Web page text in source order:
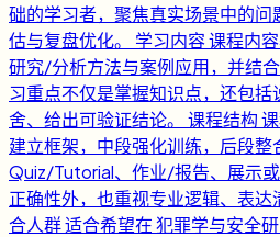
础的学习者，聚焦真实场景中的
估与复盘优化。 学习内容 课程内
研究/分析方法与案例应用，并结
习重点不仅是掌握知识点，还包
舍、给出可验证结论。 课程结构
建立框架，中段强化训练，后段整
Quiz/Tutorial、作业/报告、展示
正确性外，也重视专业逻辑、表
合人群 适合希望在 犯罪学与安全